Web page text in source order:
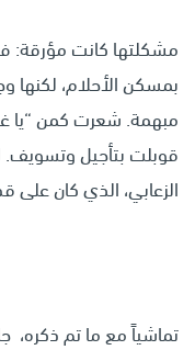
مشكلتها كانت مؤرقة:
بمسكن الأحلام، لكنها
مبهمة. شعرت كمن “يا
قوبلت بتأجيل
الزعابي، الذي كان على
تماشياً مع ما تم ذكره،